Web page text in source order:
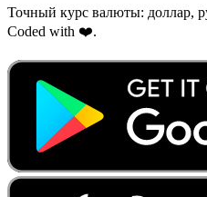
Точный курс валюты: доллар,
Coded with ❤️.